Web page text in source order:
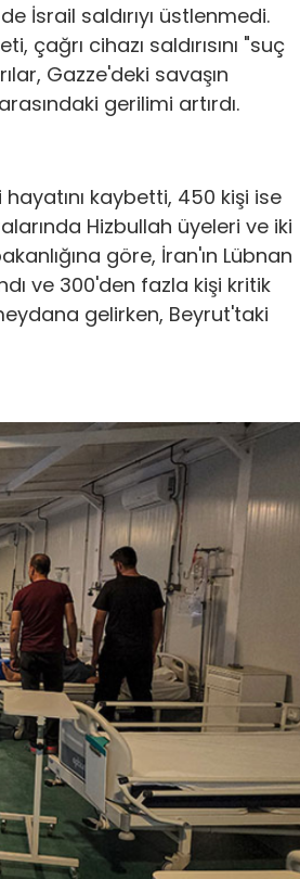
İsrail saldırıyı üstlenmedi.
cihazı saldırısını "suç
Gazze'deki savaşın
gerilimi artırdı.
hayatını kaybetti, 450 kişi ise
Hizbullah üyeleri ve iki
göre, İran'ın Lübnan
ve 300'den fazla kişi kritik
gelirken, Beyrut'taki